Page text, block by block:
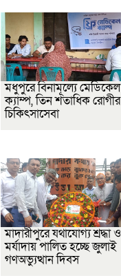
মধুপুরে বিনামূল্যে মেডিকেল
ক্যাম্প, তিন শতাধিক রোগীর
চিকিৎসাসেবা
মাদারীপুরে যথাযোগ্য শ্রদ্ধা ও
মর্যাদায় পালিত হচ্ছে জুলাই
গণঅভ্যুত্থান দিবস